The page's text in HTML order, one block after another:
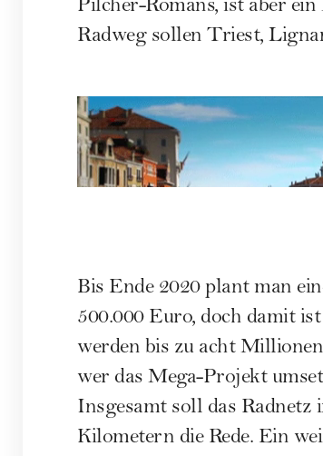
Pilcher-Romans, ist aber
Radweg sollen Triest,
Bis Ende 2020 plant man
500.000 Euro, doch damit
werden bis zu acht
wer das Mega-Projekt
Insgesamt soll das Radnetz
Kilometern die Rede. Ein